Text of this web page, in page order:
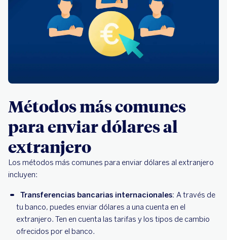
Métodos más comunes
para enviar dólares al
extranjero
Los métodos más comunes para enviar dólares al extranjero
incluyen:
Transferencias bancarias internacionales: A través de
tu banco, puedes enviar dólares a una cuenta en el
extranjero. Ten en cuenta las tarifas y los tipos de cambio
ofrecidos por el banco.